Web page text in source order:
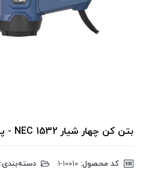
بتن کن چهار شیار 1532 NEC - پنج کیلویی
کد محصول: دسته‌بندی: